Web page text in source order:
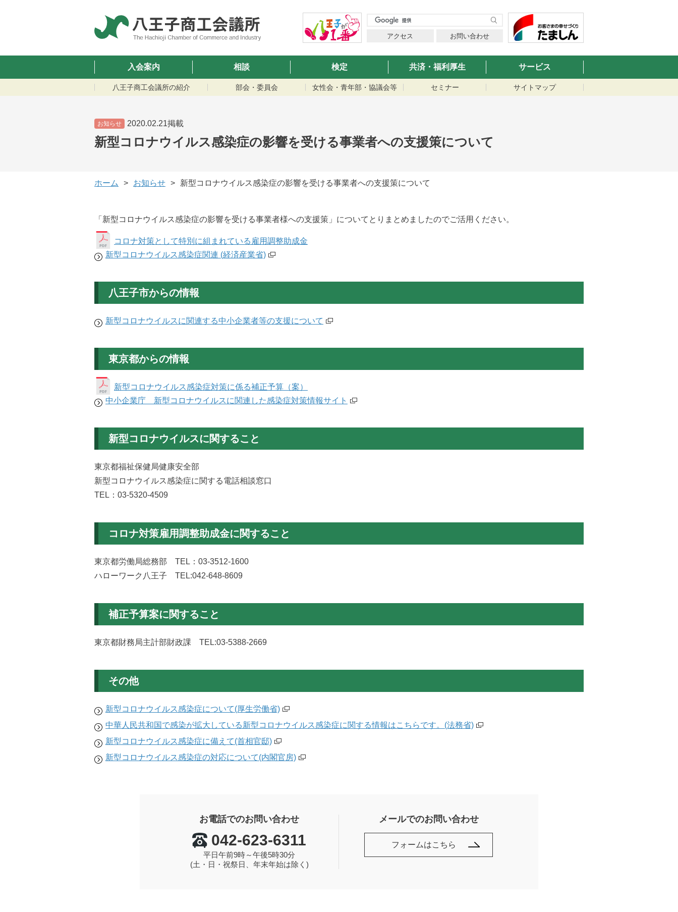
アクセス お問い合わせ
入会案内 相談 検定 共済・福利厚生 サービス
八王子商工会議所の紹介 部会・委員会 女性会・青年部・協議会等 セミナー サイトマップ
お知らせ 2020.02.21掲載
新型コロナウイルス感染症の影響を受ける事業者への支援策について
ホーム お知らせ 新型コロナウイルス感染症の影響を受ける事業者への支援策について
「新型コロナウイルス感染症の影響を受ける事業者様への支援策」についてとりまとめましたのでご活用ください。
コロナ対策として特別に組まれている雇用調整助成金
新型コロナウイルス感染症関連 (経済産業省)
八王子市からの情報
新型コロナウイルスに関連する中小企業者等の支援について
東京都からの情報
新型コロナウイルス感染症対策に係る補正予算（案）
中小企業庁 新型コロナウイルスに関連した感染症対策情報サイト
新型コロナウイルスに関すること
東京都福祉保健局健康安全部
新型コロナウイルス感染症に関する電話相談窓口
TEL：03-5320-4509
コロナ対策雇用調整助成金に関すること
東京都労働局総務部 TEL：03-3512-1600
ハローワーク八王子 TEL:042-648-8609
補正予算案に関すること
東京都財務局主計部財政課 TEL:03-5388-2669
その他
新型コロナウイルス感染症について(厚生労働省)
中華人民共和国で感染が拡大している新型コロナウイルス感染症に関する情報はこちらです。(法務省)
新型コロナウイルス感染症に備えて(首相官邸)
新型コロナウイルス感染症の対応について(内閣官房)
お電話でのお問い合わせ
042-623-6311
平日午前9時～午後5時30分
(土・日・祝祭日、年末年始は除く)
メールでのお問い合わせ
フォームはこちら